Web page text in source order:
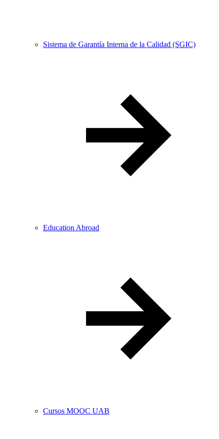
Sistema de Garantía Interna de la Calidad (SGIC)
Education Abroad
Cursos MOOC UAB